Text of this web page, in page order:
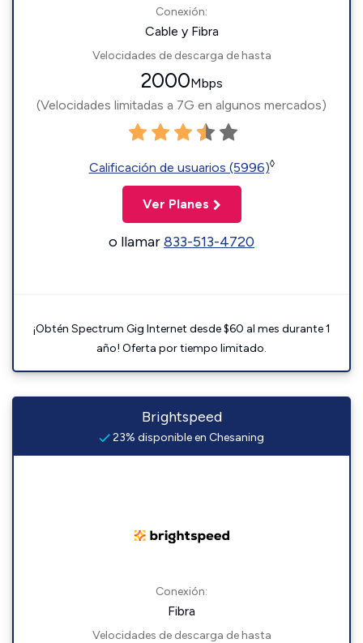
Conexión:
Cable y Fibra
Velocidades de descarga de hasta
2000Mbps
(Velocidades limitadas a 7G en algunos mercados)
Calificación de usuarios (5996)◊
Ver Planes
o llamar833-513-4720
¡Obtén Spectrum Gig Internet desde $60 al mes durante 1
año! Oferta por tiempo limitado.
Brightspeed
23% disponible en Chesaning
Conexión:
Fibra
Velocidades de descarga de hasta